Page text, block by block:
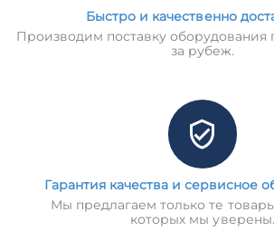
Быстро и качественно
Производим поставку оборудования
за рубеж.
Гарантия качества и сервисное
Мы предлагаем только те
которых мы уверены.